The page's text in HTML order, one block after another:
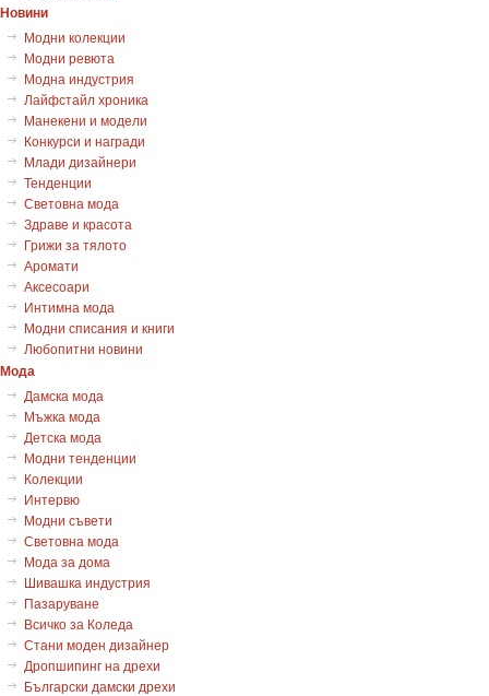
Новини
Модни колекции
Модни ревюта
Модна индустрия
Лайфстайл хроника
Манекени и модели
Конкурси и награди
Млади дизайнери
Тенденции
Световна мода
Здраве и красота
Грижи за тялото
Аромати
Аксесоари
Интимна мода
Модни списания и книги
Любопитни новини
Мода
Дамска мода
Мъжка мода
Детска мода
Модни тенденции
Колекции
Интервю
Модни съвети
Световна мода
Мода за дома
Шивашка индустрия
Пазаруване
Всичко за Коледа
Стани моден дизайнер
Дропшипинг на дрехи
Български дамски дрехи